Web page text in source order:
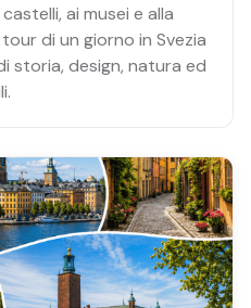
ai musei e alla
di un giorno in Svezia
storia, design, natura ed